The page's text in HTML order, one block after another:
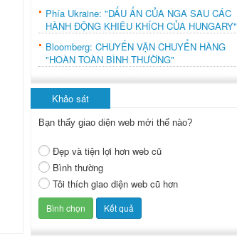
Phía Ukraine: "DẤU ẤN CỦA NGA SAU CÁC
HÀNH ĐỘNG KHIÊU KHÍCH CỦA HUNGARY"
Bloomberg: CHUYẾN VẬN CHUYỂN HÀNG
"HOÀN TOÀN BÌNH THƯỜNG"
Khảo sát
Bạn thấy giao diện web mới thế nào?
Đẹp và tiện lợi hơn web cũ
Bình thường
Tôi thích giao diện web cũ hơn